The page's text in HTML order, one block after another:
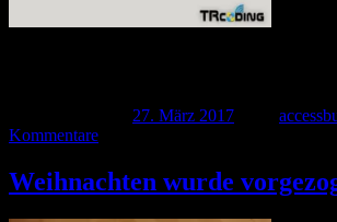
27. März 2017
Kommentare
Weihnachten wurde